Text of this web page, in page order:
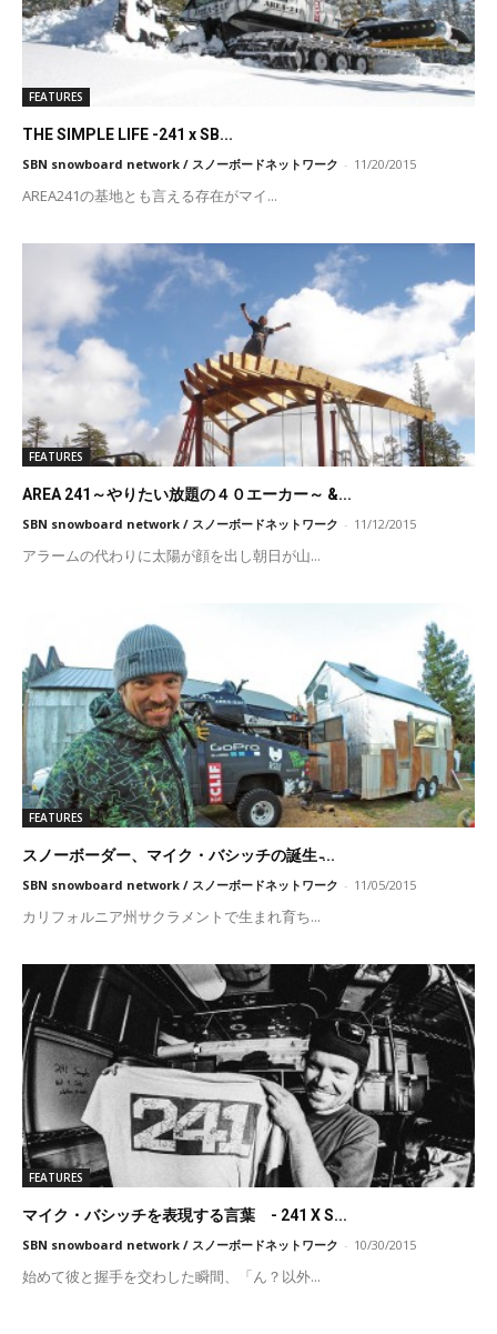
FEATURES
THE SIMPLE LIFE -241 x SB...
SBN snowboard network / スノーボードネットワーク - 11/20/2015
AREA241の基地とも言える存在がマイ...
FEATURES
AREA 241～やりたい放題の４０エーカー～ &...
SBN snowboard network / スノーボードネットワーク - 11/12/2015
アラームの代わりに太陽が顔を出し朝日が山...
FEATURES
スノーボーダー、マイク・バシッチの誕生 ̵...
SBN snowboard network / スノーボードネットワーク - 11/05/2015
カリフォルニア州サクラメントで生まれ育ち...
FEATURES
マイク・バシッチを表現する言葉 - 241 X S...
SBN snowboard network / スノーボードネットワーク - 10/30/2015
始めて彼と握手を交わした瞬間、「ん？以外...